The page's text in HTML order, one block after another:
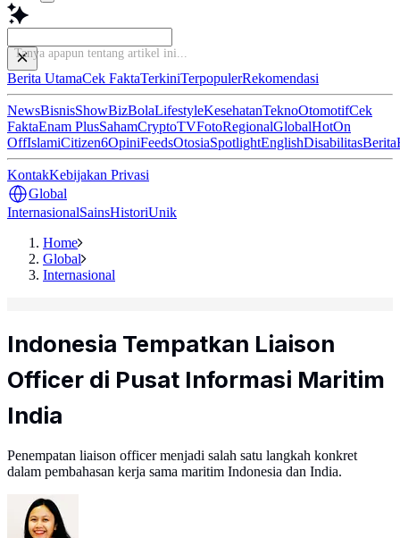
Tanya apapun tentang artike
Berita UtamaCek FaktaTerkiniTerpopulerRekomendasi
NewsBisnisShowBizBolaLifestyleKesehatanTeknoOtomotifCek
FaktaEnam PlusSahamCryptoTVFotoRegionalGlobalHotOn
OffIslamiCitizen6OpiniFeedsOtosiaSpotlightEnglishDisabilitasBerita
KontakKebijakan Privasi
Global
InternasionalSainsHistoriUnik
Home
Global
Internasional
Indonesia Tempatkan Liaison
Officer di Pusat Informasi Maritim
India
Penempatan liaison officer menjadi salah satu langkah konkret
dalam pembahasan kerja sama maritim Indonesia dan India.